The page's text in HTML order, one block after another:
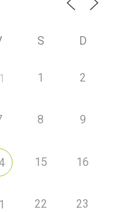
S D
1 2
8 9
15 16
22 23